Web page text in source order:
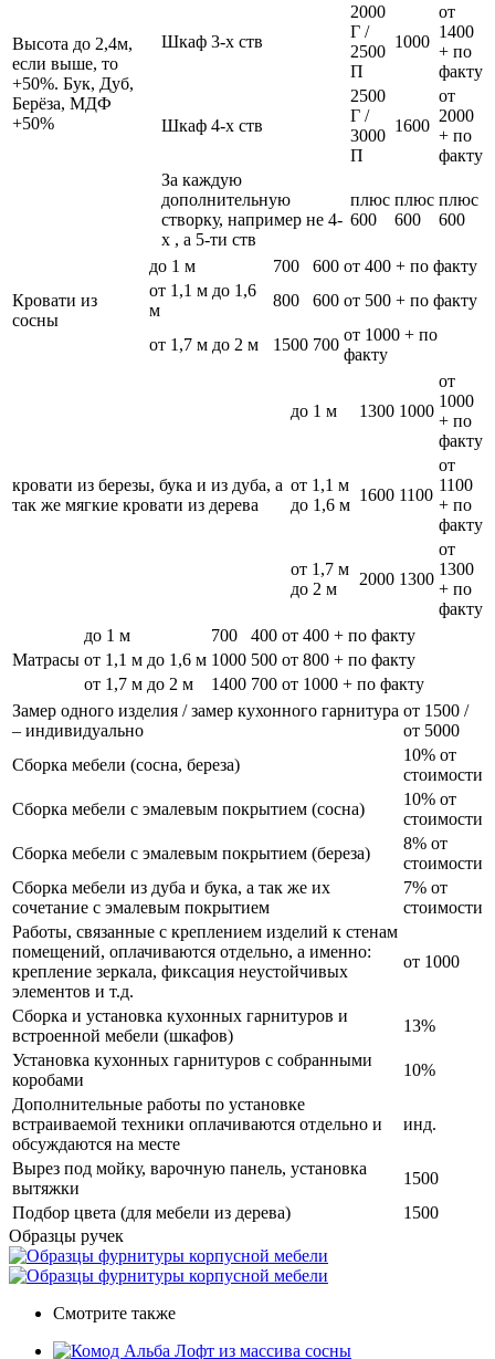
Высота до 2,4м,
если выше, то
+50%. Бук, Дуб,
Берёза, МДФ
+50%
Шкаф 3-х ств
2000
Г /
2500
П
1000
от
1400
+ по
факту
Шкаф 4-х ств
2500
Г /
3000
П
1600
от
2000
+ по
факту
За каждую
дополнительную
створку, например не 4-
х , а 5-ти ств
плюс
600
плюс
600
плюс
600
Кровати из
сосны
до 1 м 700 600 от 400 + по факту
от 1,1 м до 1,6
м
800 600 от 500 + по факту
от 1,7 м до 2 м 1500 700
от 1000 + по
факту
кровати из березы, бука и из дуба, а
так же мягкие кровати из дерева
до 1 м 1300 1000
от
1000
+ по
факту
от 1,1 м
до 1,6 м
1600 1100
от
1100
+ по
факту
от 1,7 м
до 2 м
2000 1300
от
1300
+ по
факту
Матрасы
до 1 м 700 400 от 400 + по факту
от 1,1 м до 1,6 м 1000 500 от 800 + по факту
от 1,7 м до 2 м
1400 700 от 1000 + по факту
Замер одного изделия / замер кухонного гарнитура
– индивидуально
от 1500 /
от 5000
Сборка мебели (сосна, береза)
10% от
стоимости
Сборка мебели с эмалевым покрытием (сосна)
10% от
стоимости
Сборка мебели с эмалевым покрытием (береза)
8% от
стоимости
Сборка мебели из дуба и бука, а так же их
сочетание с эмалевым покрытием
7% от
стоимости
Работы, связанные с креплением изделий к стенам
помещений, оплачиваются отдельно, а именно:
крепление зеркала, фиксация неустойчивых
элементов и т.д.
от 1000
Сборка и установка кухонных гарнитуров и
встроенной мебели (шкафов)
13%
Установка кухонных гарнитуров с собранными
коробами
10%
Дополнительные работы по установке
встраиваемой техники оплачиваются отдельно и
обсуждаются на месте
инд.
Вырез под мойку, варочную панель, установка
вытяжки
1500
Подбор цвета (для мебели из дерева)
1500
Образцы ручек
Смотрите также